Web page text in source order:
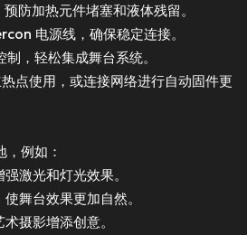
预防加热元件堵塞和液体残留。
电源线 ，确保稳定连接。
制，轻松集成舞台系统。
点使用，或连接网络进行自动固件更
，例如：
激光和灯光效果。
舞台效果更加自然。
摄影增添创意。